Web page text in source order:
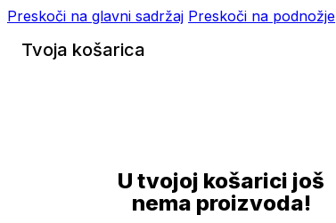
Preskoči na glavni sadržaj Preskoči na podnožje
Tvoja košarica
U tvojoj košarici još
nema proizvoda!